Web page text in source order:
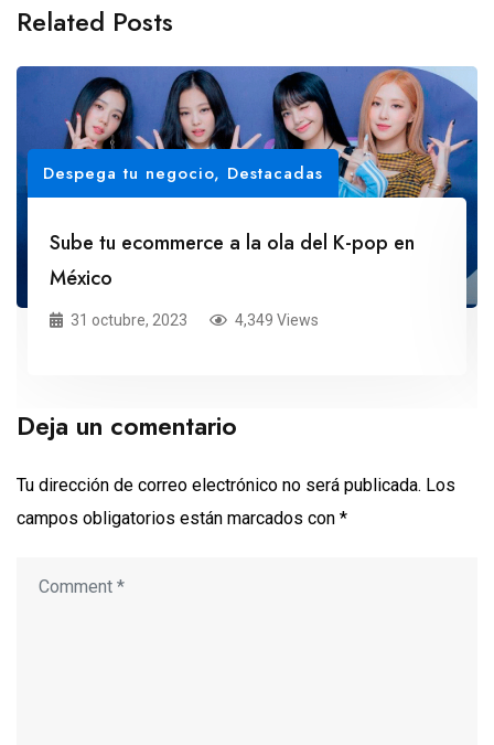
Related Posts
Despega tu negocio, Destacadas
Sube tu ecommerce a la ola del K-pop en
México
31 octubre, 2023 4,349 Views
Deja un comentario
Tu dirección de correo electrónico no será publicada. Los
campos obligatorios están marcados con *